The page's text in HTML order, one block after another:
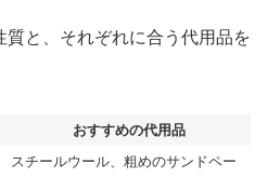
質と、それぞれに合う代用品を
おすすめの代用品
スチールウール、粗めのサンドペー